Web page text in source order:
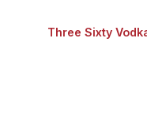
Three Sixty